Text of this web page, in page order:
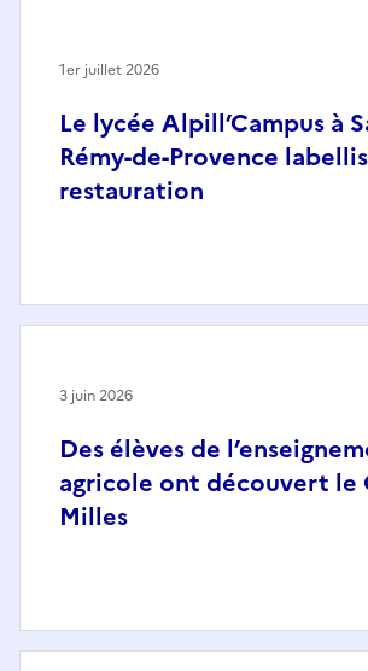
Le lycée Alpill’Campus à
Rémy-de-Provence
restauration
1er juillet 2026
Des élèves de
agricole ont découvert le
Milles
3 juin 2026